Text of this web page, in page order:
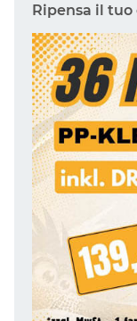
Ripensa il